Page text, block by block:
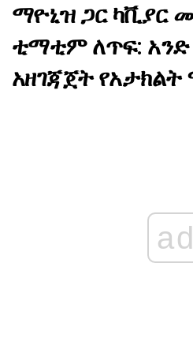
ማዮኒዝ ጋር ካቪያር
ቲማቲም ለጥፍ:
አዘገጃጀት የአታክልት
ad